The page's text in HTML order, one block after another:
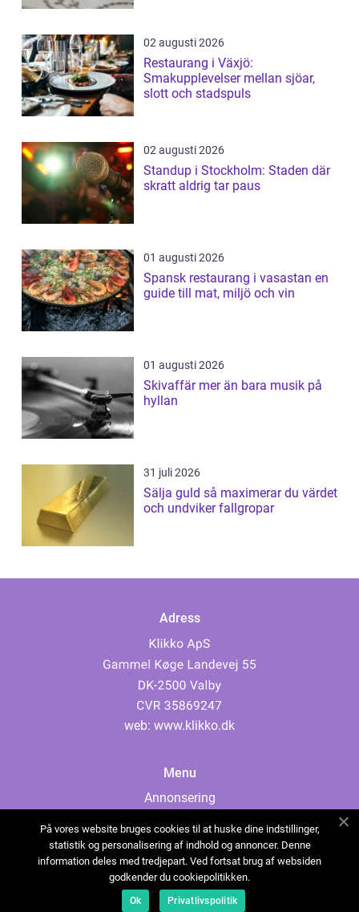
02 augusti 2026
Restaurang i Växjö:
Smakupplevelser mellan sjöar,
slott och stadspuls
02 augusti 2026
Standup i Stockholm: Staden där
skratt aldrig tar paus
01 augusti 2026
Spansk restaurang i vasastan en
guide till mat, miljö och vin
01 augusti 2026
Skivaffär mer än bara musik på
hyllan
31 juli 2026
Sälja guld så maximerar du värdet
och undviker fallgropar
Adress
web: www.klikko.dk
Menu
Annonsering
Cookies
Kontakta oss
Sitemap
På vores website bruges cookies til at huske dine indstillinger,
statistik og personalisering af indhold og annoncer. Denne
information deles med tredjepart. Ved fortsat brug af websiden
godkender du cookiepolitikken.
Ok Privatlivspolitik